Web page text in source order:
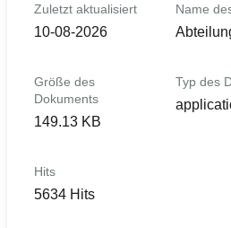
Zuletzt aktualisiert
10-08-2026
Name
Größe des
Dokuments
149.13 KB
Typ des
Hits
5634 Hits